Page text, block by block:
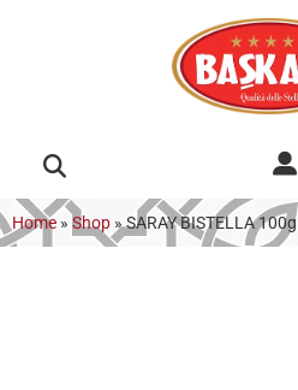
Home » Shop »SARAY BISTELLA 100g